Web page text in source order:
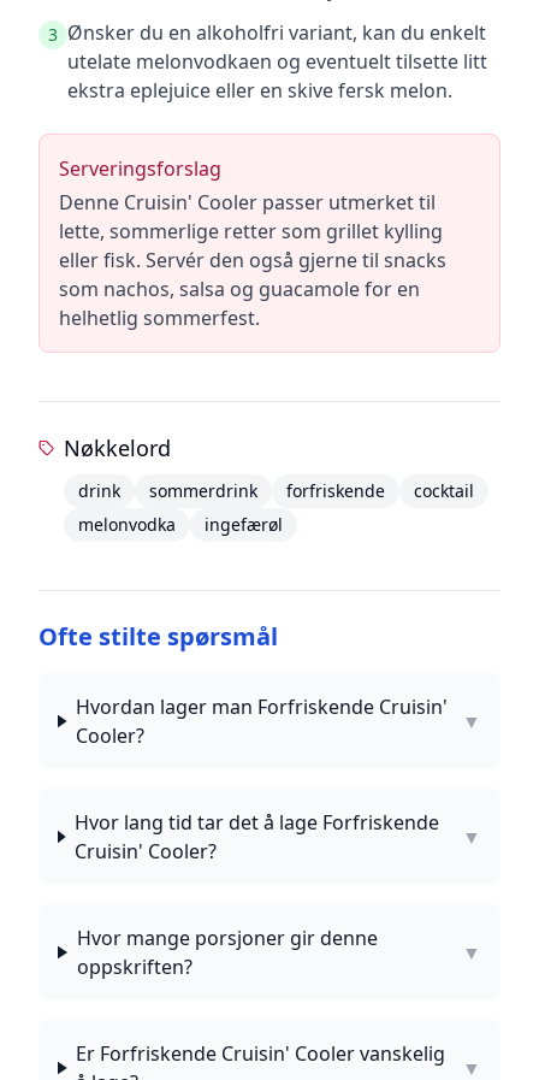
3 Ønsker du en alkoholfri variant, kan du enkelt
utelate melonvodkaen og eventuelt tilsette litt
ekstra eplejuice eller en skive fersk melon.
Serveringsforslag
Denne Cruisin' Cooler passer utmerket til
lette, sommerlige retter som grillet kylling
eller fisk. Servér den også gjerne til snacks
som nachos, salsa og guacamole for en
helhetlig sommerfest.
Nøkkelord
drink sommerdrink forfriskende
cocktail
melonvodka
ingefærøl
Ofte stilte spørsmål
Hvordan lager man Forfriskende Cruisin'
Cooler?
▼
Hvor lang tid tar det å lage Forfriskende
Cruisin' Cooler?
▼
Hvor mange porsjoner gir denne
oppskriften?
▼
Er Forfriskende Cruisin' Cooler vanskelig
▼